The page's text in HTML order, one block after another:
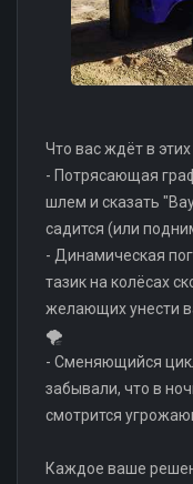
Что вас ждёт в
- Потрясающая
шлем и сказать
садится (или
- Динамическая
тазик на колёсах
желающих унести
🌪
- Сменяющийся
забывали, что в
смотрится
Каждое ваше